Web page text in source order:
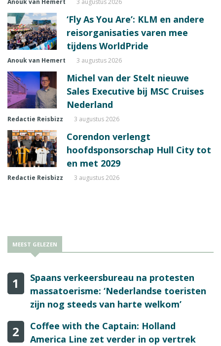
Anouk van Hemert 3 augustus 2026
‘Fly As You Are’: KLM en andere
reisorganisaties varen mee
tijdens WorldPride
Anouk van Hemert 3 augustus 2026
Michel van der Stelt nieuwe
Sales Executive bij MSC Cruises
Nederland
Redactie Reisbizz 3 augustus 2026
Corendon verlengt
hoofdsponsorschap Hull City tot
en met 2029
Redactie Reisbizz 3 augustus 2026
MEEST GELEZEN
1
Spaans verkeersbureau na protesten
massatoerisme: ‘Nederlandse toeristen
zijn nog steeds van harte welkom’
2
Coffee with the Captain: Holland
America Line zet verder in op vertrek